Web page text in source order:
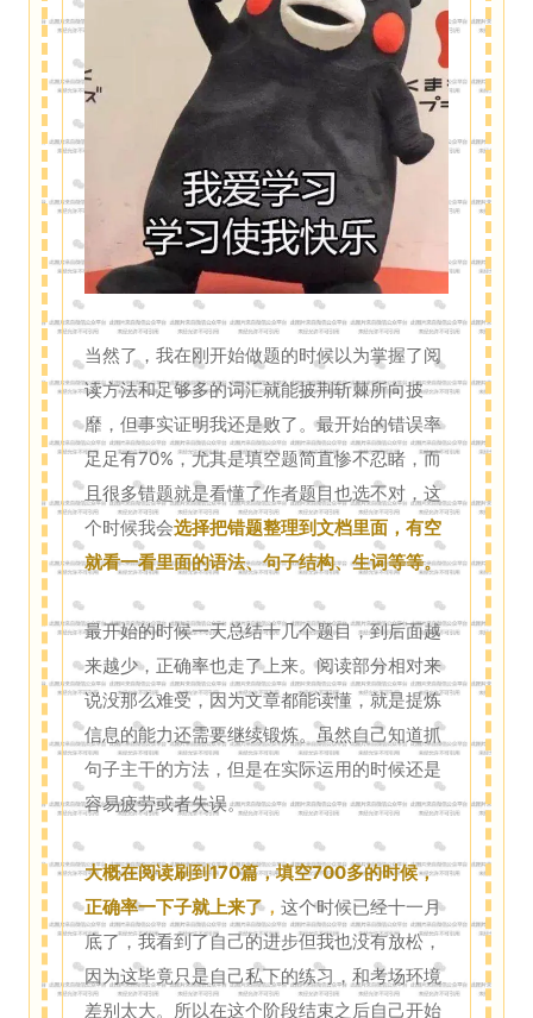
当然了，我在刚开始做题的时候以为掌握了阅
读方法和足够多的词汇就能披荆斩棘所向披
靡，但事实证明我还是败了。最开始的错误率
足足有70%，尤其是填空题简直惨不忍睹，而
且很多错题就是看懂了作者题目也选不对，这
个时候我会选择把错题整理到文档里面，有空
就看一看里面的语法、句子结构、生词等等。
最开始的时候一天总结十几个题目，到后面越
来越少，正确率也走了上来。阅读部分相对来
说没那么难受，因为文章都能读懂，就是提炼
信息的能力还需要继续锻炼。虽然自己知道抓
句子主干的方法，但是在实际运用的时候还是
容易疲劳或者失误。
大概在阅读刷到170篇，填空700多的时候，
正确率一下子就上来了， 这个时候已经十一月
底了，我看到了自己的进步但我也没有放松，
因为这毕竟只是自己私下的练习，和考场环境
差别太大。所以在这个阶段结束之后自己开始